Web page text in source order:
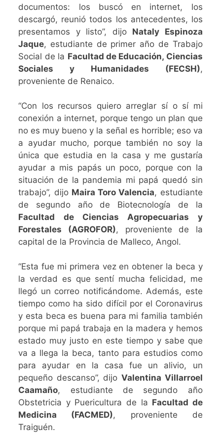
documentos: los buscó en internet, los
descargó, reunió todos los antecedentes, los
presentamos y listo”, dijo Nataly Espinoza
Jaque, estudiante de primer año de Trabajo
Social de la Facultad de Educación, Ciencias
Sociales y Humanidades (FECSH),
proveniente de Renaico.
“Con los recursos quiero arreglar sí o sí mi
conexión a internet, porque tengo un plan que
no es muy bueno y la señal es horrible; eso va
a ayudar mucho, porque también no soy la
única que estudia en la casa y me gustaría
ayudar a mis papás un poco, porque con la
situación de la pandemia mi papá quedó sin
trabajo”, dijo Maira Toro Valencia, estudiante
de segundo año de Biotecnología de la
Facultad de Ciencias Agropecuarias y
Forestales (AGROFOR), proveniente de la
capital de la Provincia de Malleco, Angol.
“Esta fue mi primera vez en obtener la beca y
la verdad es que sentí mucha felicidad, me
llegó un correo notificándome. Además, este
tiempo como ha sido difícil por el Coronavirus
y esta beca es buena para mi familia también
porque mi papá trabaja en la madera y hemos
estado muy justo en este tiempo y sabe que
va a llega la beca, tanto para estudios como
para ayudar en la casa fue un alivio, un
pequeño descanso”, dijoValentina Villarroel
Caamaño, estudiante de segundo año
Obstetricia y Puericultura de la Facultad de
Medicina (FACMED), proveniente de
Traiguén.